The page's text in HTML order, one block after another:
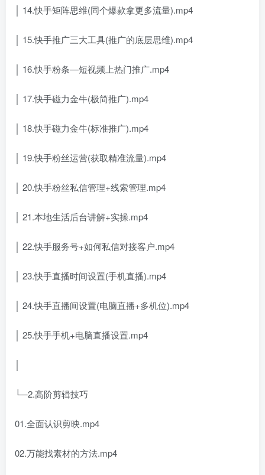
│ 14.快手矩阵思维(同个爆款拿更多流量).mp4
│ 15.快手推广三大工具(推广的底层思维).mp4
│ 16.快手粉条—短视频上热门推广.mp4
│ 17.快手磁力金牛(极简推广).mp4
│ 18.快手磁力金牛(标准推广).mp4
│ 19.快手粉丝运营(获取精准流量).mp4
│ 20.快手粉丝私信管理+线索管理.mp4
│ 21.本地生活后台讲解+实操.mp4
│ 22.快手服务号+如何私信对接客户.mp4
│ 23.快手直播时间设置(手机直播).mp4
│ 24.快手直播间设置(电脑直播+多机位).mp4
│ 25.快手手机+电脑直播设置.mp4
└─2.高阶剪辑技巧
01.全面认识剪映.mp4
02.万能找素材的方法.mp4